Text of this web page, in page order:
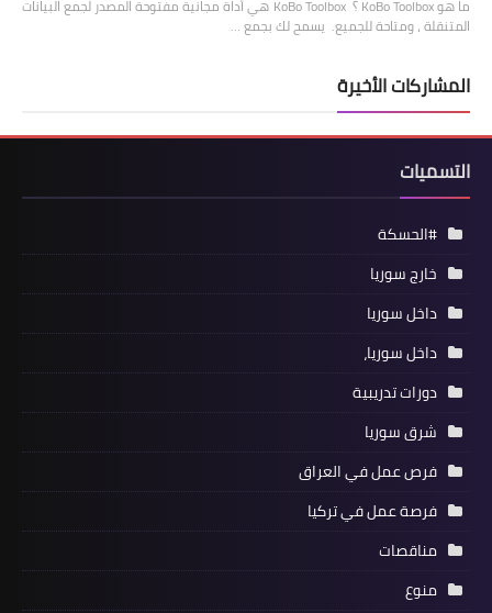
ما هو KoBo Toolbox ؟ KoBo Toolbox هي أداة مجانية مفتوحة المصدر لجمع البيانات
المتنقلة ، ومتاحة للجميع. يسمح لك بجمع …
المشاركات الأخيرة
التسميات
#الحسكة
خارج سوريا
داخل سوريا
داخل سوريا،
دورات تدريبية
شرق سوريا
فرص عمل في العراق
فرصة عمل في تركيا
مناقصات
منوع